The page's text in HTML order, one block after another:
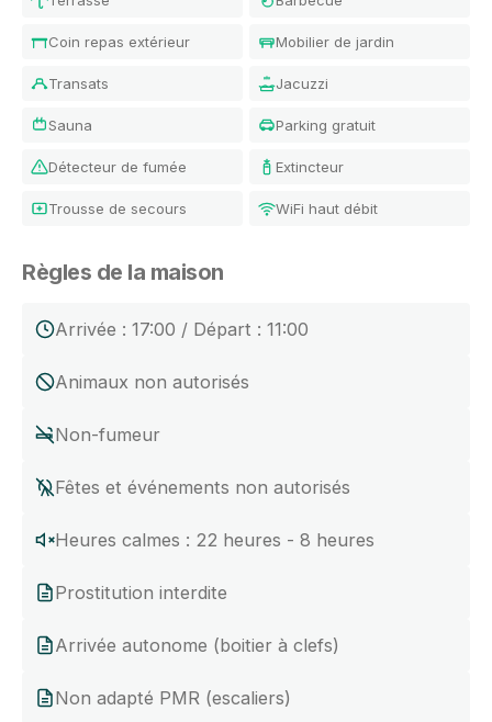
Coin repas extérieur Mobilier de jardin
Transats Jacuzzi
Sauna Parking gratuit
Détecteur de fumée Extincteur
Trousse de secours WiFi haut débit
Règles de la maison
Arrivée : 17:00 / Départ : 11:00
Animaux non autorisés
Non-fumeur
Fêtes et événements non autorisés
Heures calmes : 22 heures - 8 heures
Prostitution interdite
Arrivée autonome (boitier à clefs)
Non adapté PMR (escaliers)